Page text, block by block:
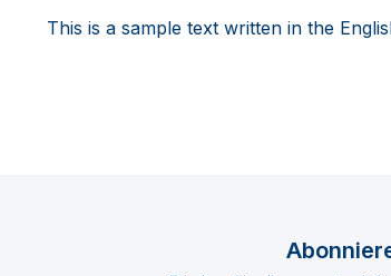
This is a sample text written in the